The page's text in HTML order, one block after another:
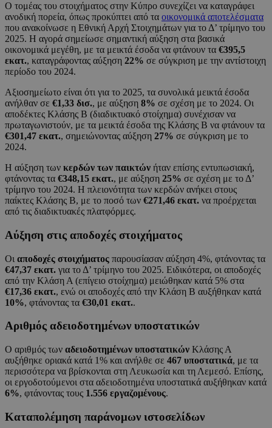
Ο τομέας του στοιχήματος στην Κύπρο συνεχίζει να καταγράφει
ανοδική πορεία, όπως προκύπτει από τα οικονομικά αποτελέσματα
που ανακοίνωσε η Εθνική Αρχή Στοιχημάτων για το Δ’ τρίμηνο του
2025. Η αγορά σημείωσε σημαντική αύξηση στα βασικά
οικονομικά μεγέθη, με τα μεικτά έσοδα να φτάνουν τα €395,5
εκατ., καταγράφοντας αύξηση 22% σε σύγκριση με την αντίστοιχη
περίοδο του 2024.
Αξιοσημείωτο είναι ότι για το 2025, τα συνολικά μεικτά έσοδα
ανήλθαν σε €1,33 δισ., με αύξηση 8% σε σχέση με το 2024. Οι
αποδέκτες Κλάσης Β (διαδικτυακό στοίχημα) συνέχισαν να
πρωταγωνιστούν, με τα μεικτά έσοδα της Κλάσης Β να φτάνουν τα
€301,47 εκατ., σημειώνοντας αύξηση 27% σε σύγκριση με το
2024.
Η αύξηση των κερδών των παικτών ήταν επίσης εντυπωσιακή,
φτάνοντας τα €348,15 εκατ., με αύξηση 25% σε σχέση με το Δ’
τρίμηνο του 2024. Η πλειονότητα των κερδών ανήκει στους
παίκτες Κλάσης Β, με το ποσό των €271,46 εκατ. να προέρχεται
από τις διαδικτυακές πλατφόρμες.
Αύξηση στις αποδοχές στοιχήματος
Οι αποδοχές στοιχήματος παρουσίασαν αύξηση 4%, φτάνοντας τα
€47,37 εκατ. για το Δ’ τρίμηνο του 2025. Ειδικότερα, οι αποδοχές
από την Κλάση Α (επίγειο στοίχημα) μειώθηκαν κατά 5% στα
€17,36 εκατ., ενώ οι αποδοχές από την Κλάση Β αυξήθηκαν κατά
10%, φτάνοντας τα €30,01 εκατ..
Αριθμός αδειοδοτημένων υποστατικών
Ο αριθμός των αδειοδοτημένων υποστατικών Κλάσης Α
αυξήθηκε οριακά κατά 1% και ανήλθε σε 467 υποστατικά, με τα
περισσότερα να βρίσκονται στη Λευκωσία και τη Λεμεσό. Επίσης,
οι εργοδοτούμενοι στα αδειοδοτημένα υποστατικά αυξήθηκαν κατά
6%, φτάνοντας τους 1.556 εργαζομένους.
Καταπολέμηση παράνομων ιστοσελίδων